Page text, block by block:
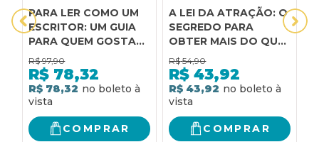
PARA LER COMO UM
ESCRITOR: UM GUIA
PARA QUEM GOSTA
DE LIVROS E PARA
QUEM QUER
ESCREVÊ-LOS
R$ 97,90
R$ 78,32
R$ 78,32
COMPRAR
A LEI DA ATRAÇÃO: O
SEGREDO PARA
OBTER MAIS DO QUE
VOCÊ QUER E MENOS
DO QUE VOCÊ NÃO
QUER
R$ 54,90
R$ 43,92
R$ 43,92
COMPRAR